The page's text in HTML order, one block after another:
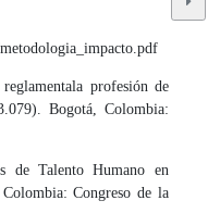
profesión de
Bogotá, Colombia:
de Talento Humano en
Congreso de la